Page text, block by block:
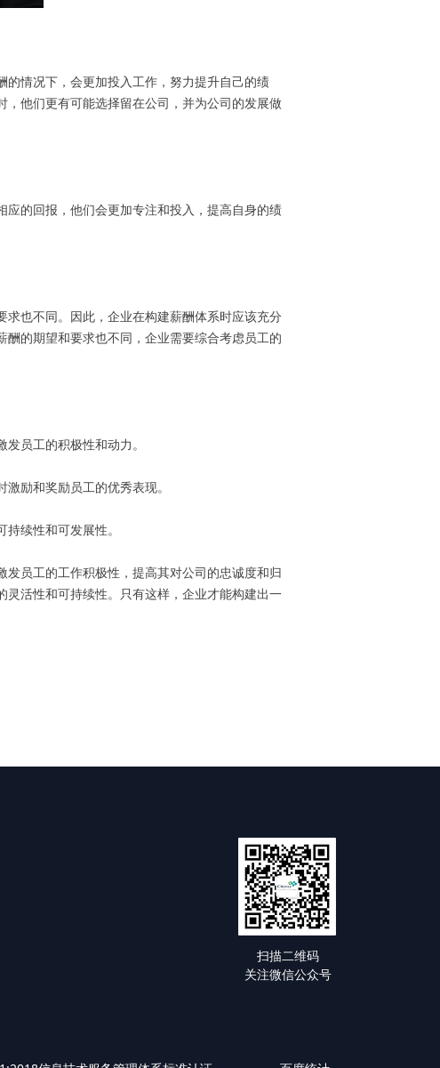
情况下，会更加投入工作，努力提升自己的绩
他们更有可能选择留在公司，并为公司的发展做
的回报，他们会更加专注和投入，提高自身的绩
也不同。因此，企业在构建薪酬体系时应该充分
的期望和要求也不同，企业需要综合考虑员工的
发员工的积极性和动力。
激励和奖励员工的优秀表现。
持续性和可发展性。
员工的工作积极性，提高其对公司的忠诚度和归
活性和可持续性。只有这样，企业才能构建出一
扫描二维码
关注微信公众号